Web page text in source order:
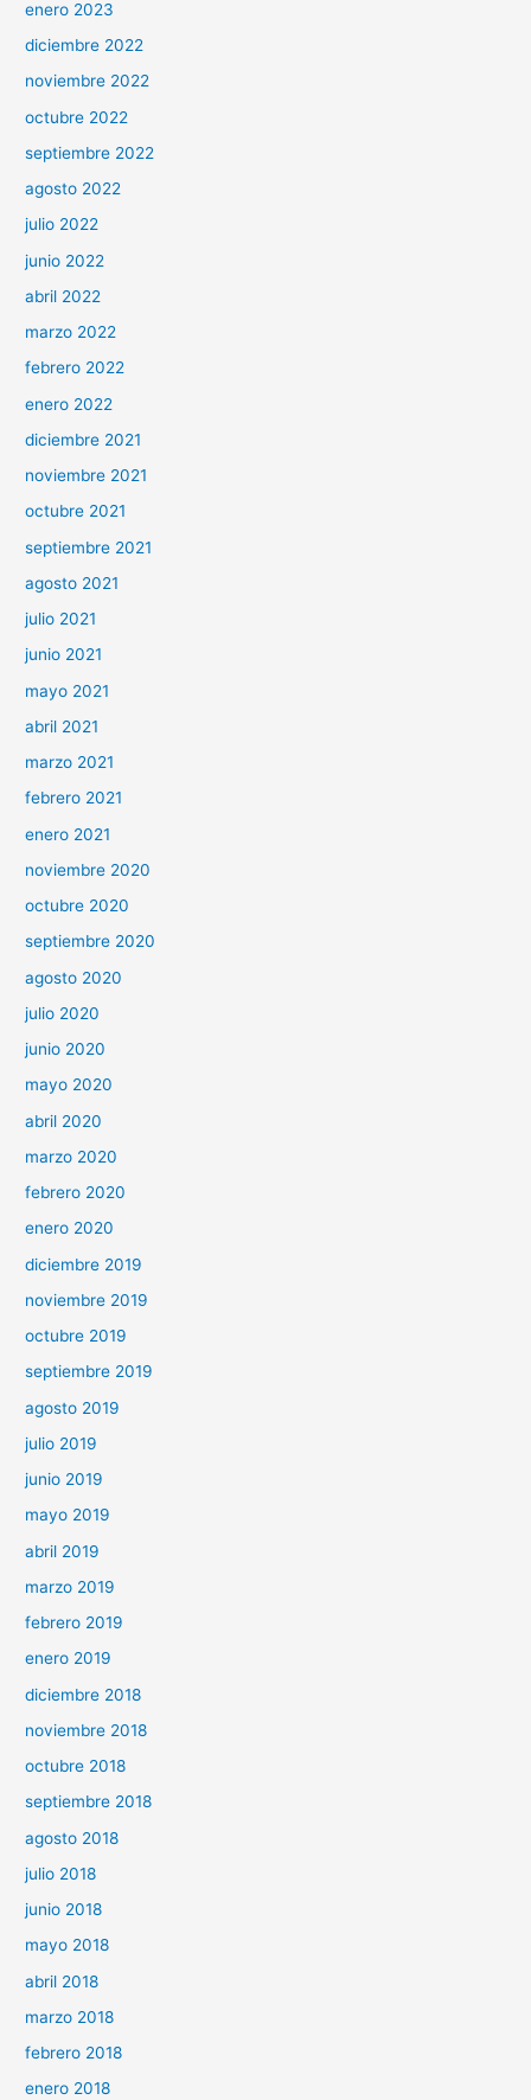
enero 2023
diciembre 2022
noviembre 2022
octubre 2022
septiembre 2022
agosto 2022
julio 2022
junio 2022
abril 2022
marzo 2022
febrero 2022
enero 2022
diciembre 2021
noviembre 2021
octubre 2021
septiembre 2021
agosto 2021
julio 2021
junio 2021
mayo 2021
abril 2021
marzo 2021
febrero 2021
enero 2021
noviembre 2020
octubre 2020
septiembre 2020
agosto 2020
julio 2020
junio 2020
mayo 2020
abril 2020
marzo 2020
febrero 2020
enero 2020
diciembre 2019
noviembre 2019
octubre 2019
septiembre 2019
agosto 2019
julio 2019
junio 2019
mayo 2019
abril 2019
marzo 2019
febrero 2019
enero 2019
diciembre 2018
noviembre 2018
octubre 2018
septiembre 2018
agosto 2018
julio 2018
junio 2018
mayo 2018
abril 2018
marzo 2018
febrero 2018
enero 2018